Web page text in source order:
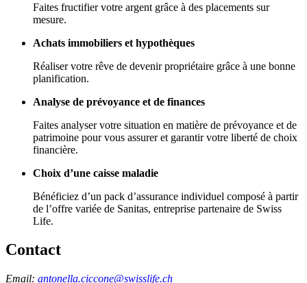
Faites fructifier votre argent grâce à des placements sur
mesure.
Achats immobiliers et hypothèques
Réaliser votre rêve de devenir propriétaire grâce à une bonne
planification.
Analyse de prévoyance et de finances
Faites analyser votre situation en matière de prévoyance et de
patrimoine pour vous assurer et garantir votre liberté de choix
financière.
Choix d’une caisse maladie
Bénéficiez d’un pack d’assurance individuel composé à partir
de l’offre variée de Sanitas, entreprise partenaire de Swiss
Life.
Contact
Email: antonella.ciccone@swisslife.ch